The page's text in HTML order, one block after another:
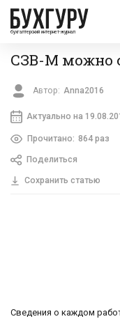
бухгалтерский интернет-журнал
CЗВ-М можно
Автор: Anna2016
Актуально на
Прочитано: 864 раз
Поделиться
Сохранить статью
Сведения о каждом